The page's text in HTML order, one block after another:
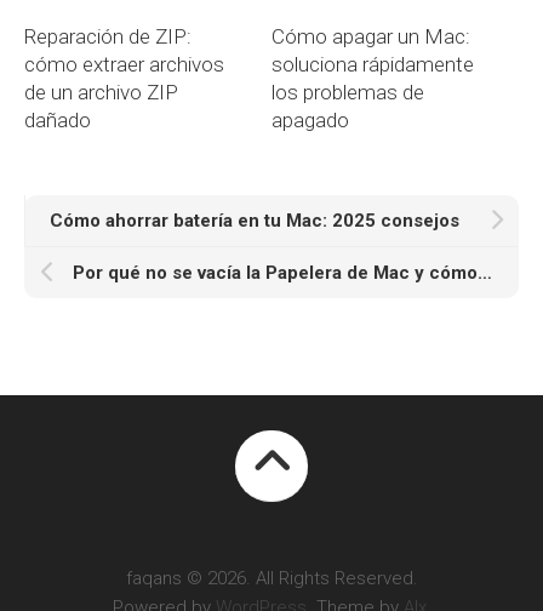
Reparación de ZIP:
cómo extraer archivos
de un archivo ZIP
dañado
Cómo apagar un Mac:
soluciona rápidamente
los problemas de
apagado
Cómo ahorrar batería en tu Mac: 2025 consejos
Por qué no se vacía la Papelera de Mac y cómo solucionarlo
faqans © 2026. All Rights Reserved.